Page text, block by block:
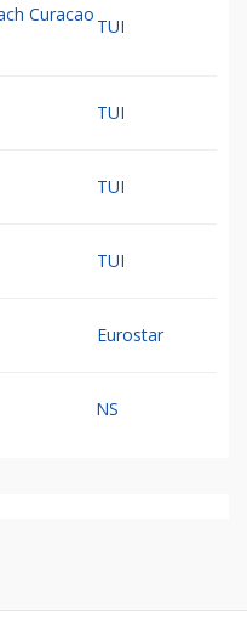
Curacao
TUI
TUI
TUI
TUI
Eurostar
NS